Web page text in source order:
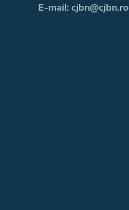
E-mail: cjbn@cjbn.ro